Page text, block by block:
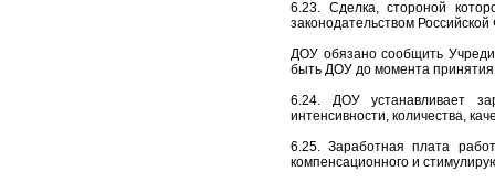
6.23. Сделка, стороной
законодательством
ДОУ обязано сообщить
быть ДОУ до момента
6.24. ДОУ устанавливает
интенсивности, количества,
6.25. Заработная плата
компенсационного и